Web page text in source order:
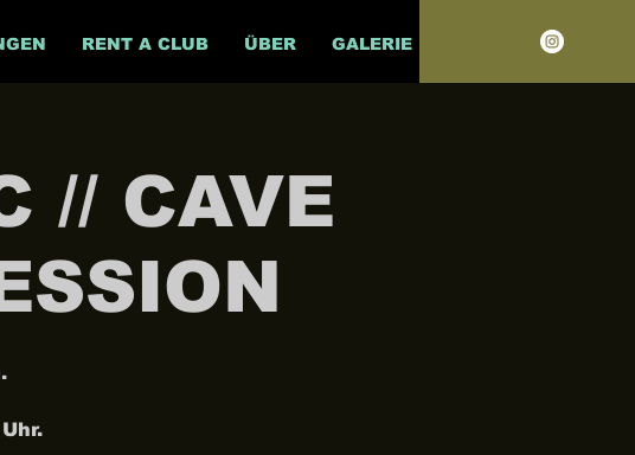
RENT A CLUB ÜBER GALERIE
// CAVE